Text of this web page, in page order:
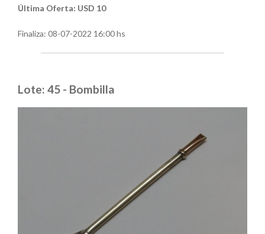
Última Oferta: USD 10
Finaliza: 08-07-2022 16:00 hs
Lote: 45 - Bombilla